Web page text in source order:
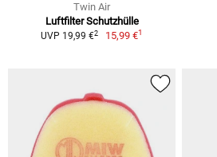
Twin Air
Luftfilter Schutzhülle
UVP 19,99 €2 15,99 €1